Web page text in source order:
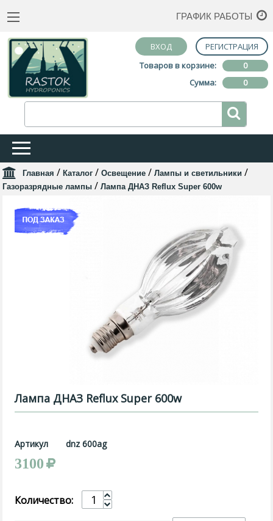
ГРАФИК РАБОТЫ
ВХОД
РЕГИСТРАЦИЯ
Товаров в корзине:
0
Сумма:
0
Главная / Каталог / Освещение / Лампы и светильники /
Газоразрядные лампы / Лампа ДНАЗ Reflux Super 600w
Лампа ДНАЗ Reflux Super 600w
Артикул dnz 600ag
3100
Количество: